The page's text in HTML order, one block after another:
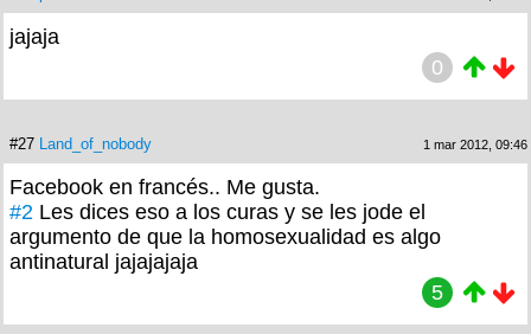
jajaja
0
#27 Land_of_nobody 1 mar 2012, 09:46
Facebook en francés.. Me gusta.
#2 Les dices eso a los curas y se les jode el
argumento de que la homosexualidad es algo
antinatural jajajajaja
5